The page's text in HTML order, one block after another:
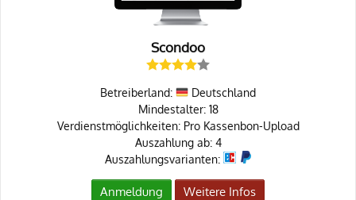
Scondoo
Betreiberland:
Deutschland
Mindestalter: 18
Verdienstmöglichkeiten: Pro Kassenbon-Upload
Auszahlung ab: 4
Auszahlungsvarianten:
Anmeldung Weitere Infos